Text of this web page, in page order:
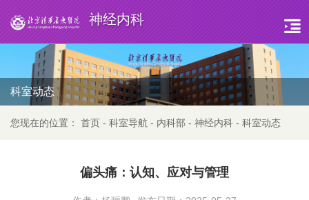
神经内科
科室动态
您现在的位置： 首页 - 科室导航 - 内科部 - 神经内科 - 科室动态
偏头痛：认知、应对与管理